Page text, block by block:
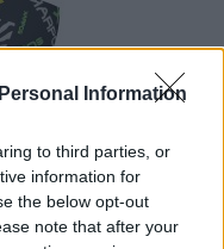
Information
to third parties, or
information for
the below opt-out
note that after your
KÚPIŤ